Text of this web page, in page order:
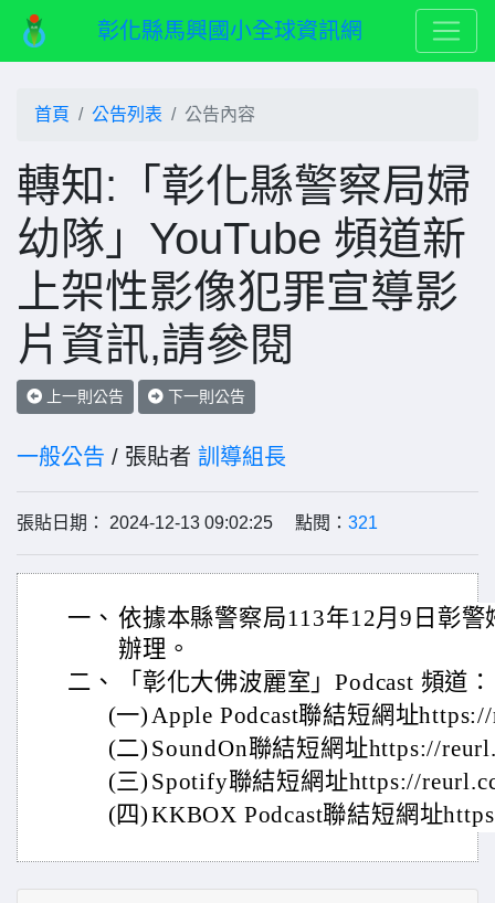
彰化縣馬興國小全球資訊網
首頁 公告列表 公告內容
轉知:「彰化縣警察局婦
幼隊」YouTube 頻道新
上架性影像犯罪宣導影
片資訊,請參閱
上一則公告 下一則公告
一般公告 / 張貼者 訓導組長
張貼日期： 2024-12-13 09:02:25 點閱： 321
一、 依據本縣警察局113年12月9日彰警
辦理。
二、
「彰化大佛波麗室」Podcast 頻道：
(一)Apple Podcast聯結短網址
(二) SoundOn聯結短網址https://
(三) Spotify聯結短網址https://
(四)KKBOX Podcast聯結短網址